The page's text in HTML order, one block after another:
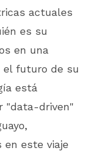
actuales
es su
en una
el futuro de su
está
"data-driven"
en este viaje